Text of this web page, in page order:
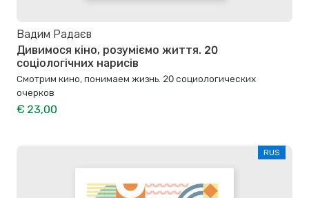
Вадим Радаєв
Дивимося кіно, розуміємо життя. 20
соціологічних нарисів
Смотрим кино, понимаем жизнь. 20 социологических
очерков
€ 23,00
RUS